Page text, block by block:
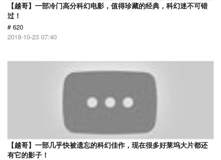
【越哥】一部冷门高分科幻电影，值得珍藏的经典，科幻迷不可错
过！
# 620
2018-10-23 07:40
【越哥】一部几乎快被遗忘的科幻佳作，现在很多好莱坞大片都还
有它的影子！